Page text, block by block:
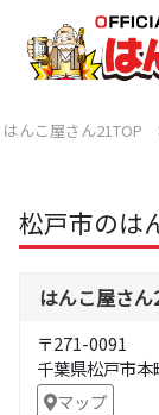
はんこ屋さん21TOP
松戸市のは
はんこ屋さ
〒271-0091
千葉県松戸市本
マップ